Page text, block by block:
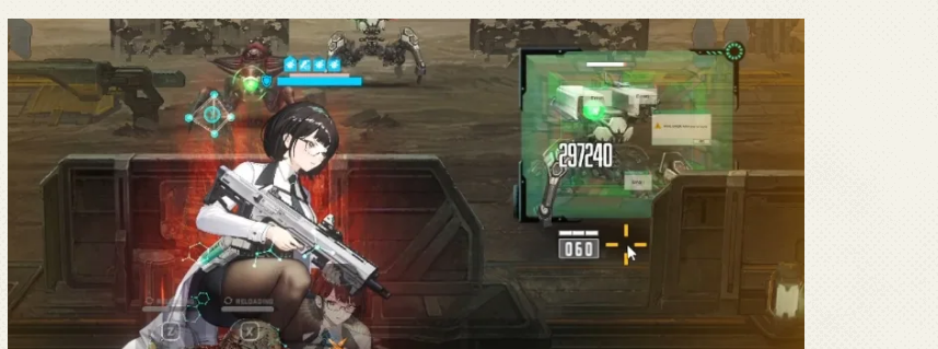
対象：ユニオン射撃場の雑魚
防御力：100